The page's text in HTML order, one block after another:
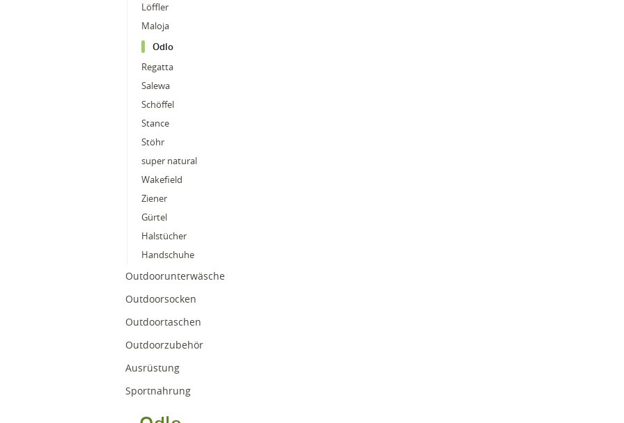
Löffler
Maloja
Odlo
Regatta
Salewa
Schöffel
Stance
Stöhr
super natural
Wakefield
Ziener
Gürtel
Halstücher
Handschuhe
Outdoorunterwäsche
Outdoorsocken
Outdoortaschen
Outdoorzubehör
Ausrüstung
Sportnahrung